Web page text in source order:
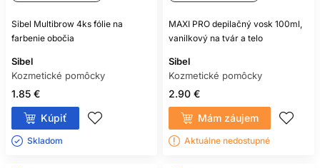
Sibel Multibrow 4ks fólie na
farbenie obočia
Sibel
Kozmetické pomôcky
1.85 €
Kúpiť
Skladom ㅤ
MAXI PRO depilačný vosk 100ml,
vanilkový na tvár a telo
Sibel
Kozmetické pomôcky
2.90 €
Mám záujem
Aktuálne nedostupné